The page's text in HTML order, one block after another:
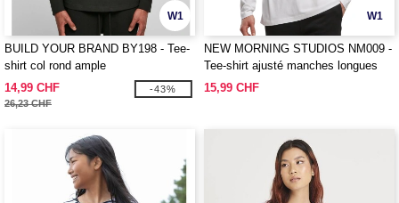
W1
BUILD YOUR BRAND BY198 - Tee-
shirt col rond ample
14,99 CHF
26,23 CHF
-43%
W1
NEW MORNING STUDIOS NM009 -
Tee-shirt ajusté manches longues
15,99 CHF